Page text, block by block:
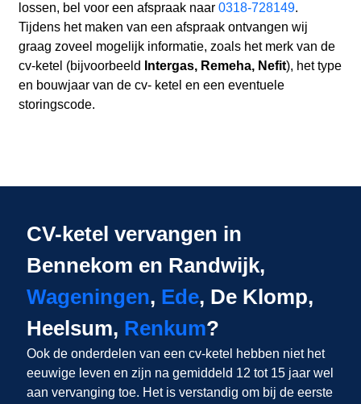
lossen, bel voor een afspraak naar 0318-728149.
Tijdens het maken van een afspraak ontvangen wij
graag zoveel mogelijk informatie, zoals het merk van de
cv-ketel (bijvoorbeeld
Intergas, Remeha, Nefit), het type
en bouwjaar van de cv- ketel en een eventuele
storingscode.
CV-ketel vervangen in
Bennekom en Randwijk,
Wageningen, Ede, De Klomp,
Heelsum, Renkum?
Ook de onderdelen van een cv-ketel hebben niet het
eeuwige leven en zijn na gemiddeld 12 tot 15 jaar wel
aan vervanging toe. Het is verstandig om bij de eerste